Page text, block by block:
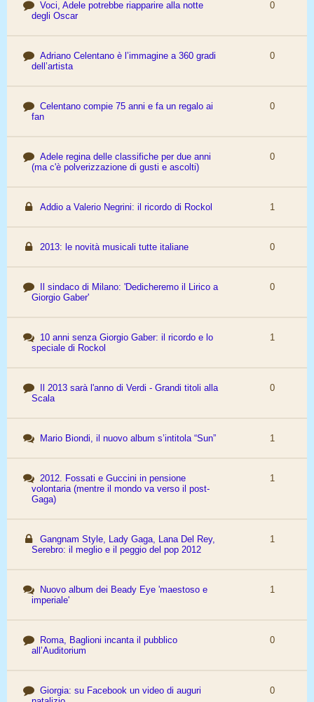
Voci, Adele potrebbe riapparire alla notte
degli Oscar
0
Adriano Celentano è l’immagine a 360 gradi
dell’artista
0
Celentano compie 75 anni e fa un regalo ai
fan
0
Adele regina delle classifiche per due anni
(ma c'è polverizzazione di gusti e ascolti)
0
Addio a Valerio Negrini: il ricordo di Rockol 1
2013: le novità musicali tutte italiane 0
Il sindaco di Milano: 'Dedicheremo il Lirico a
Giorgio Gaber'
0
10 anni senza Giorgio Gaber: il ricordo e lo
speciale di Rockol
1
Il 2013 sarà l'anno di Verdi - Grandi titoli alla
Scala
0
Mario Biondi, il nuovo album s’intitola “Sun” 1
2012. Fossati e Guccini in pensione
volontaria (mentre il mondo va verso il post-
Gaga)
1
Gangnam Style, Lady Gaga, Lana Del Rey,
Serebro: il meglio e il peggio del pop 2012
1
Nuovo album dei Beady Eye 'maestoso e
imperiale'
1
Roma, Baglioni incanta il pubblico
all’Auditorium
0
Giorgia: su Facebook un video di auguri
0